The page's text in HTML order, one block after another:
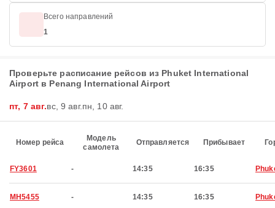
Всего направлений
1
Проверьте расписание рейсов из Phuket International
Airport в Penang International Airport
пт, 7 авг.вс, 9 авг.пн, 10 авг.
Номер рейса
Модель
самолета
Отправляется Прибывает
FY3601 - 14:35 16:35
MH5455 - 14:35 16:35